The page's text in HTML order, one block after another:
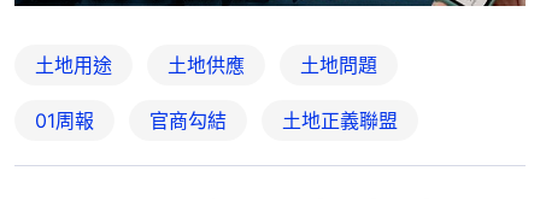
土地用途 土地供應 土地問題
01周報 官商勾結 土地正義聯盟